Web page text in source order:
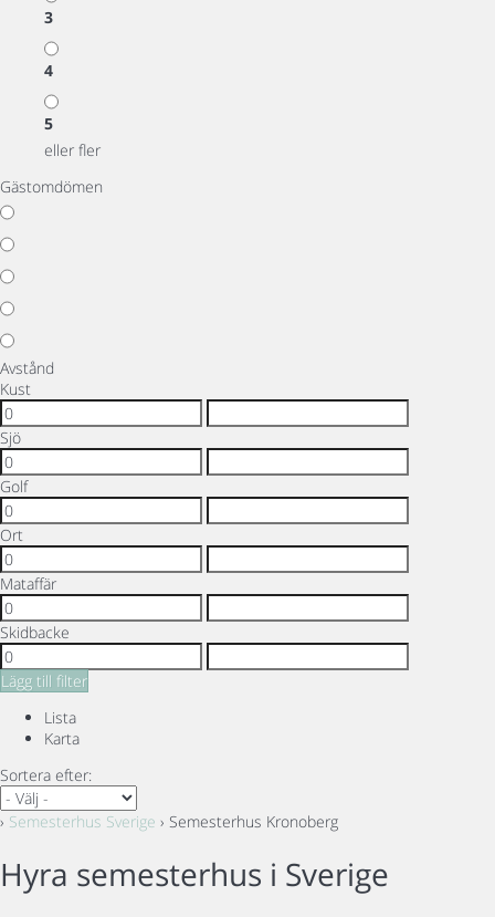
3
4
5
eller fler
Gästomdömen
Avstånd
Kust
Sjö
Golf
Ort
Mataffär
Skidbacke
Lägg till filter
Lista
Karta
Sortera efter:
› Semesterhus Sverige › Semesterhus Kronoberg
Hyra semesterhus i Sverige